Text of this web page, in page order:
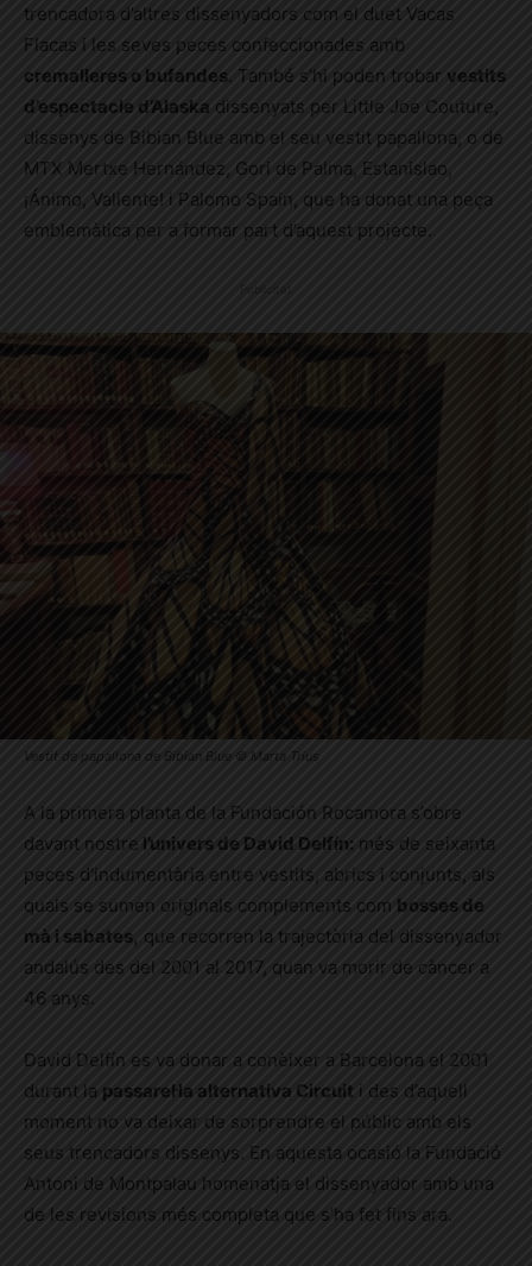
trencadora d’altres dissenyadors com el duet Vacas
Flacas i les seves peces confeccionades amb
cremalleres o bufandes. També s’hi poden trobar vestits
d’espectacle d’Alaska dissenyats per Little Joe Couture,
dissenys de Bibian Blue amb el seu vestit papallona, o de
MTX Mertxe Hernández, Gori de Palma, Estanislao,
¡Ánimo, Valiente! i Palomo Spain, que ha donat una peça
emblemàtica per a formar part d’aquest projecte.
Vestit de papallona de Bibian Blue © Marta Trius
A la primera planta de la Fundación Rocamora s’obre
davant nostre l’univers de David Delfín: més de seixanta
peces d’indumentària entre vestits, abrics i conjunts, als
quals se sumen originals complements com bosses de
mà i sabates, que recorren la trajectòria del dissenyador
andalús des del 2001 al 2017, quan va morir de càncer a
46 anys.
David Delfín es va donar a conèixer a Barcelona el 2001
durant la passarel·la alternativa Circuit i des d’aquell
moment no va deixar de sorprendre el públic amb els
seus trencadors dissenys. En aquesta ocasió la Fundació
Antoni de Montpalau homenatja el dissenyador amb una
de les revisions més completa que s’ha fet fins ara.